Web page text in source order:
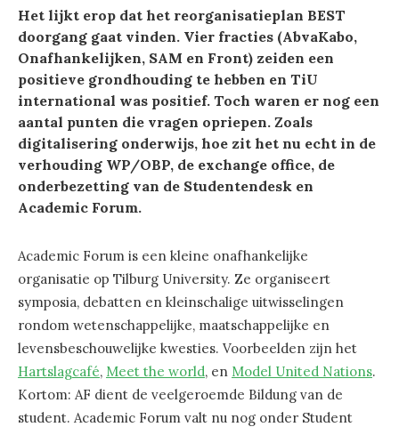
Het lijkt erop dat het reorganisatieplan BEST
doorgang gaat vinden. Vier fracties (AbvaKabo,
Onafhankelijken, SAM en Front) zeiden een
positieve grondhouding te hebben en TiU
international was positief. Toch waren er nog een
aantal punten die vragen opriepen. Zoals
digitalisering onderwijs, hoe zit het nu echt in de
verhouding WP/OBP, de exchange office, de
onderbezetting van de Studentendesk en
Academic Forum.
Academic Forum is een kleine onafhankelijke
organisatie op Tilburg University. Ze organiseert
symposia, debatten en kleinschalige uitwisselingen
rondom wetenschappelijke, maatschappelijke en
levensbeschouwelijke kwesties. Voorbeelden zijn het
Hartslagcafé, Meet the world, en Model United Nations.
Kortom: AF dient de veelgeroemde Bildung van de
student. Academic Forum valt nu nog onder Student